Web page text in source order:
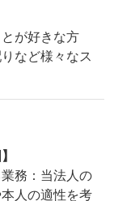
が好きな方
など様々なス
務：当法人の
人の適性を考